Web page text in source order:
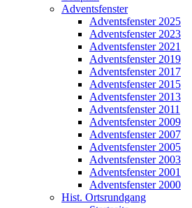
Adventsfenster
Adventsfenster 2025
Adventsfenster 2023
Adventsfenster 2021
Adventsfenster 2019
Adventsfenster 2017
Adventsfenster 2015
Adventsfenster 2013
Adventsfenster 2011
Adventsfenster 2009
Adventsfenster 2007
Adventsfenster 2005
Adventsfenster 2003
Adventsfenster 2001
Adventsfenster 2000
Hist. Ortsrundgang